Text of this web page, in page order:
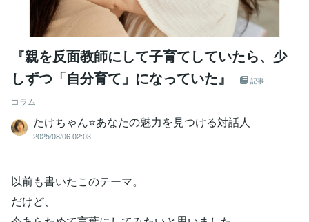
『親を反面教師にして子育てしていたら、少
しずつ「自分育て」になっていた』
記事
コラム
たけちゃん⭐あなたの魅力を見つける対話人
2025/08/06 02:03
以前も書いたこのテーマ。
だけど、